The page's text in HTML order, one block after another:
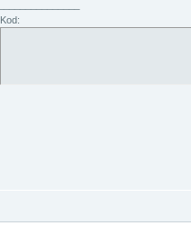
Kod: